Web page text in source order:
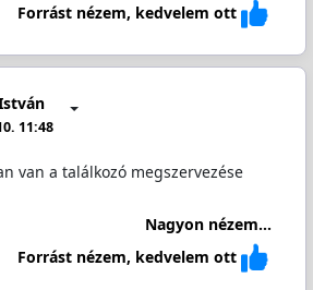
Forrást nézem, kedvelem ott
11:48
van a találkozó megszervezése
Nagyon nézem...
Forrást nézem, kedvelem ott